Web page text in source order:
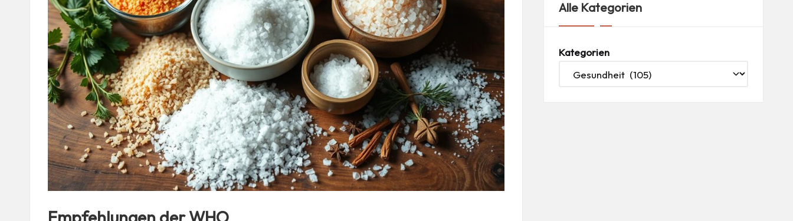
Alle Kategorien
Kategorien